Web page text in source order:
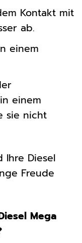
Kontakt mit
ab.
einem
einem
sie nicht
Diesel
Freude
Mega